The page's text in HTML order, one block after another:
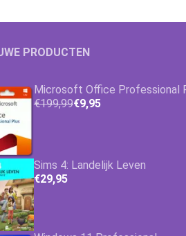
PRODUCTEN
Microsoft Office Professional
€199,99€9,95
Sims 4: Landelijk Leven
€29,95